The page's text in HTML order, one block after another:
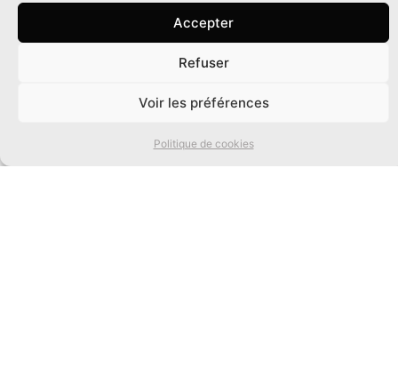
Accepter
Refuser
Voir les préférences
Politique de cookies